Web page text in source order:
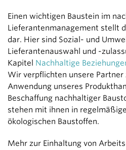
Einen wichtigen Baustein im
Lieferantenmanagement stellt
dar. Hier sind Sozial- und
Lieferantenauswahl und -
Kapitel
Nachhaltige
Wir verpflichten unsere Partner
Anwendung unseres
Beschaffung nachhaltiger
stehen mit ihnen in
ökologischen Baustoffen.
Mehr zur Einhaltung von